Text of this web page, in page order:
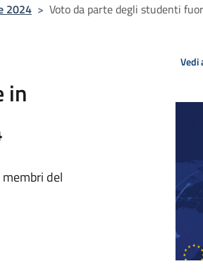
2024 > Voto da parte degli studenti
in
del
Vedi